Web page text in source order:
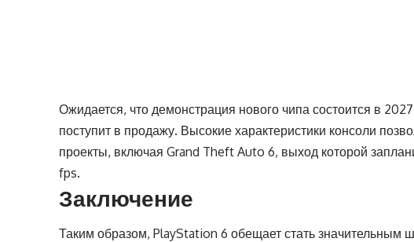
Ожидается, что демонстрация нового чипа состоится в
поступит в продажу. Высокие характеристики консоли
проекты, включая Grand Theft Auto 6, выход которой
fps.
Заключение
Таким образом, PlayStation 6 обещает стать значительным